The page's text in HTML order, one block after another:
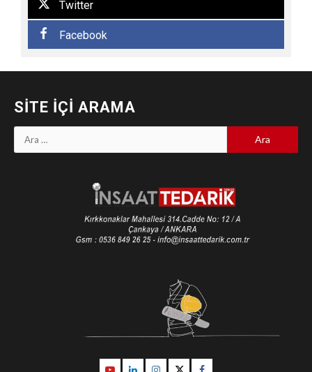
Twitter
Facebook
SITE İÇI ARAMA
Arama:
YoutubeLinkedinİnstagram
TwitterFacebook